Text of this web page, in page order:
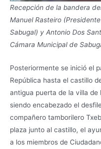
Recepción de la bandera
Manuel Rasteiro
Sabugal) y Antonio Dos
Cámara Municipal de
Posteriormente se inició el
República hasta el castillo
antigua puerta de la villa de
siendo encabezado el
compañero tamborilero
plaza junto al castillo, el
a los miembros de